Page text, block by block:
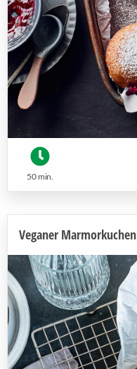
50 min.
Veganer Marmorkuchen